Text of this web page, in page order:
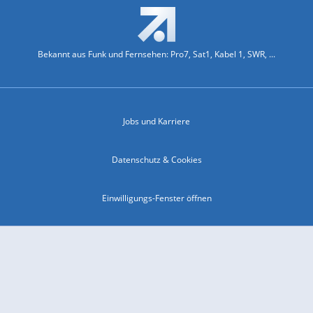
Bekannt aus Funk und Fernsehen: Pro7, Sat1, Kabel 1, SWR, ...
Jobs und Karriere
Datenschutz & Cookies
Einwilligungs-Fenster öffnen